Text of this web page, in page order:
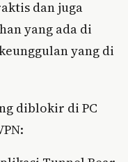
dan juga
yang ada di
yang di
diblokir di PC